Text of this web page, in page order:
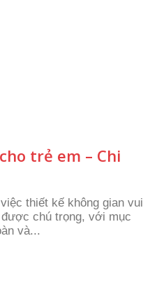
trẻ em – Chi
thiết kế không gian vui
chú trọng, với mục
và...